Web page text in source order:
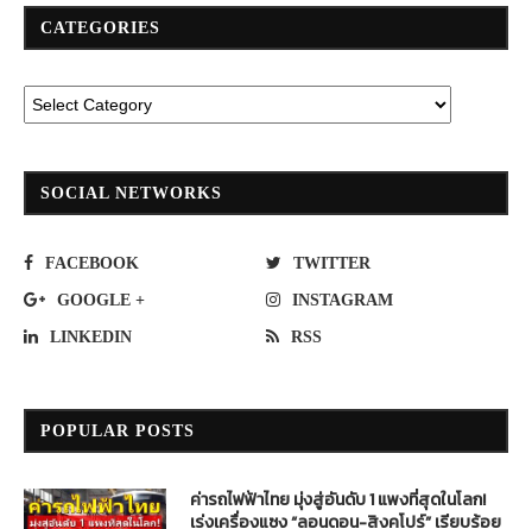
CATEGORIES
SOCIAL NETWORKS
FACEBOOK TWITTER
GOOGLE + INSTAGRAM
LINKEDIN RSS
POPULAR POSTS
ค่ารถไฟฟ้าไทย มุ่งสู่อันดับ 1 แพงที่สุดในโลก!
เร่งเครื่องแซง “ลอนดอน-สิงคโปร์” เรียบร้อย